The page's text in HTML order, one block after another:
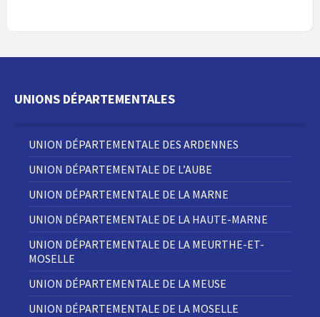
UNIONS DÉPARTEMENTALES
UNION DÉPARTEMENTALE DES ARDENNES
UNION DÉPARTEMENTALE DE L’AUBE
UNION DÉPARTEMENTALE DE LA MARNE
UNION DÉPARTEMENTALE DE LA HAUTE-MARNE
UNION DÉPARTEMENTALE DE LA MEURTHE-ET-
MOSELLE
UNION DÉPARTEMENTALE DE LA MEUSE
UNION DÉPARTEMENTALE DE LA MOSELLE